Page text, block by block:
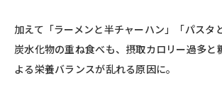
加えて「ラーメンと半チャーハン」「パスタ
炭水化物の重ね食べも、摂取カロリー過多と
よる栄養バランスが乱れる原因に。